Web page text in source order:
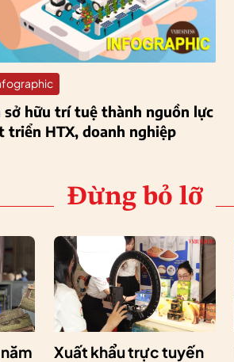
sở hữu trí tuệ thành nguồn lực
triển HTX, doanh nghiệp
Đừng bỏ lỡ
Xuất khẩu trực tuyến